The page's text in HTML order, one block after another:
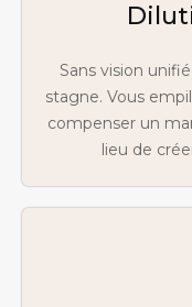
Sans vision
stagne. Vous
compenser un
lieu de